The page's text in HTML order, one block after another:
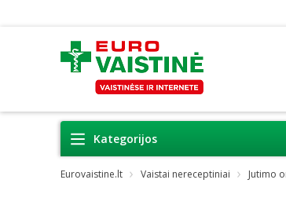
Kategorijos
Eurovaistine.lt Vaistai nereceptiniai Jutimo